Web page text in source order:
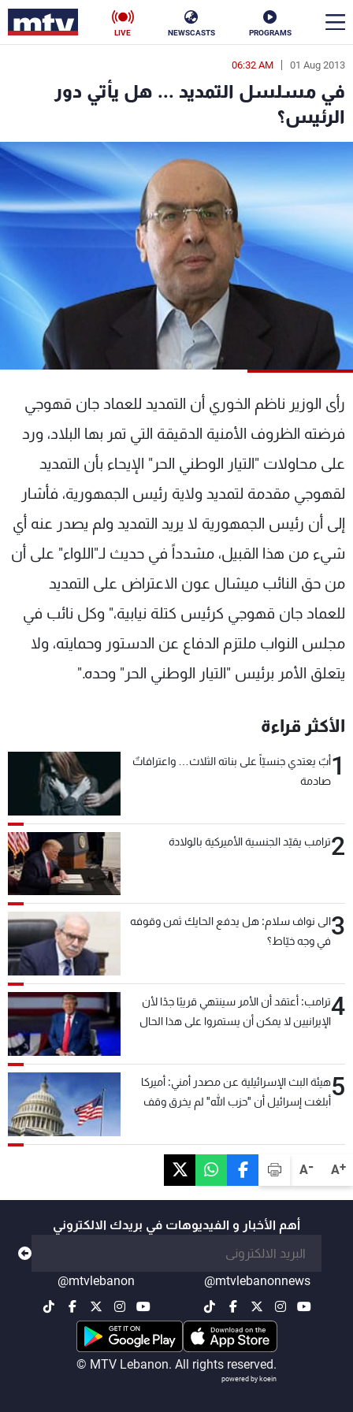
PROGRAMS
NEWSCASTS
LIVE
A+
A-
01 Aug 2013
06:32 AM
في مسلسل التمديد ... هل يأتي دور
الرئيس؟
رأى الوزير ناظم الخوري أن التمديد للعماد جان قهوجي
فرضته الظروف الأمنية الدقيقة التي تمر بها البلاد، ورد
على محاولات "التيار الوطني الحر" الإيحاء بأن التمديد
لقهوجي مقدمة لتمديد ولاية رئيس الجمهورية، فأشار
إلى أن رئيس الجمهورية لا يريد التمديد ولم يصدر عنه أي
شيء من هذا القبيل، مشدداً في حديث لـ"اللواء" على أن
من حق النائب ميشال عون الاعتراض على التمديد
للعماد جان قهوجي كرئيس كتلة نيابية،" وكل نائب في
مجلس النواب ملتزم الدفاع عن الدستور وحمايته، ولا
يتعلق الأمر برئيس "التيار الوطني الحر" وحده."
الأكثر قراءة
1أبٌ يعتدي جنسيّاً على بناته الثلاث… واعترافاتٌ
صادمة
2ترامب يقيّد الجنسية الأميركية بالولادة
3الى نواف سلام: هل يدفع الحايك ثمن وقوفه
في وجه خيّاط؟
4ترامب: أعتقد أن الأمر سينتهي قريبًا جدًا لأن
الإيرانيين لا يمكن أن يستمروا على هذا الحال
5هيئة البث الإسرائيلية عن مصدر أمني: أميركا
أبلغت إسرائيل أن "حزب الله" لم يخرق وقف
أهم الأخبار و الفيديوهات في بريدك الالكتروني
@mtvlebanonnews
@mtvlebanon
© MTV Lebanon. All rights reserved.
powered by koein
en
الأخبار
سياسة ناس
إقتصاد فن
منوعات رياضة
كأس العالم
البرامج
جدول البرامج
شاهد البرامج
الترددات
عن MTV
الإنـتـاج
لاعلاناتكم
وظائف
تواصل معنا
شروط الإسـتخدام
سياسة الخصوصية